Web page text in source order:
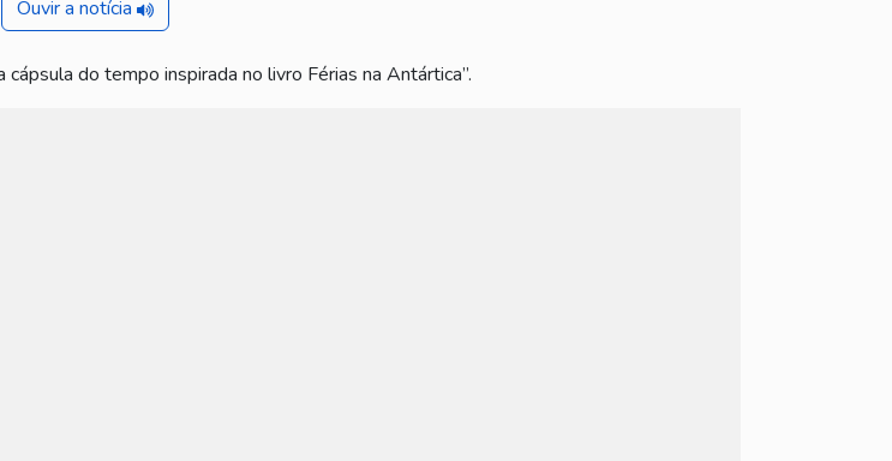
Ouvir a notícia
cápsula do tempo inspirada no livro Férias na Antártica”.